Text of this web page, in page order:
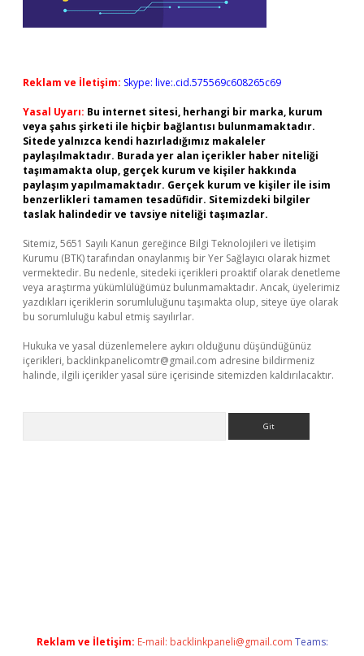
Reklam ve İletişim: Skype: live:.cid.575569c608265c69
Yasal Uyarı: Bu internet sitesi, herhangi bir marka, kurum
veya şahıs şirketi ile hiçbir bağlantısı bulunmamaktadır.
Sitede yalnızca kendi hazırladığımız makaleler
paylaşılmaktadır. Burada yer alan içerikler haber niteliği
taşımamakta olup, gerçek kurum ve kişiler hakkında
paylaşım yapılmamaktadır. Gerçek kurum ve kişiler ile isim
benzerlikleri tamamen tesadüfidir. Sitemizdeki bilgiler
taslak halindedir ve tavsiye niteliği taşımazlar.
Sitemiz, 5651 Sayılı Kanun gereğince Bilgi Teknolojileri ve İletişim
Kurumu (BTK) tarafından onaylanmış bir Yer Sağlayıcı olarak hizmet
vermektedir. Bu nedenle, sitedeki içerikleri proaktif olarak denetleme
veya araştırma yükümlülüğümüz bulunmamaktadır. Ancak, üyelerimiz
yazdıkları içeriklerin sorumluluğunu taşımakta olup, siteye üye olarak
bu sorumluluğu kabul etmiş sayılırlar.
Hukuka ve yasal düzenlemelere aykırı olduğunu düşündüğünüz
içerikleri, backlinkpanelicomtr@gmail.com adresine bildirmeniz
halinde, ilgili içerikler yasal süre içerisinde sitemizden kaldırılacaktır.
Reklam ve İletişim: E-mail: backlinkpaneli@gmail.com Teams: